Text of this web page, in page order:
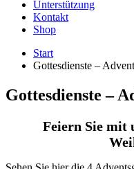
Unterstützung
Kontakt
Shop
Start
Gottesdienste – Advent
Gottesdienste –
Feiern Sie mit